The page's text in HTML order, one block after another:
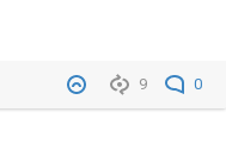
9 0